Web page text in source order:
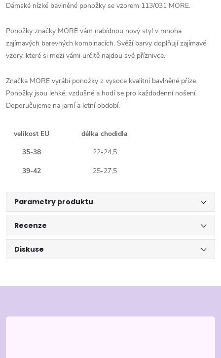
Dámské nízké bavlněné ponožky se vzorem 113/031 MORE.
Ponožky značky MORE vám nabídnou nový styl v mnoha
zajímavých barevných kombinacích. Svěží barvy doplňují zajímavé
vzory, které si mezi vámi určitě najdou své příznivce.
Značka MORE vyrábí ponožky z vysoce kvalitní bavlněné příze.
Ponožky jsou lehké, vzdušné a hodí se pro každodenní nošení.
Doporučujeme na jarní a letní období.
velikost EU
délka chodidla
35-38
22-24,5
39-42
25-27,5
Parametry produktu
Recenze
Diskuse
á